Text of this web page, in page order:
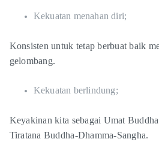
Kekuatan menahan diri;
Konsisten untuk tetap berbuat baik
gelombang.
Kekuatan berlindung;
Keyakinan kita sebagai Umat
Tiratana Buddha-Dhamma-Sangha.